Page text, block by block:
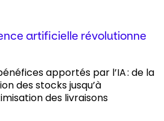
artificielle révolutionne
apportés par l’IA : de la
des stocks jusqu’à
des livraisons